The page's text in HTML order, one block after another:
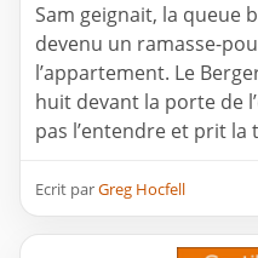
Sam geignait, la queue
devenu un ramasse-
l’appartement. Le
huit devant la porte de
pas l’entendre et prit
Ecrit parGreg Hocfell